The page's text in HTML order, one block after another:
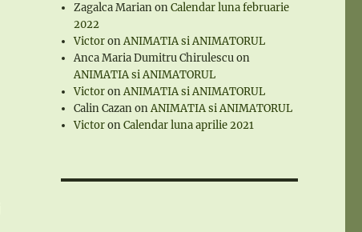
Zagalca MarianonCalendar luna februarie
2022
VictoronANIMATIA si ANIMATORUL
Anca Maria Dumitru Chirulescuon
ANIMATIA si ANIMATORUL
VictoronANIMATIA si ANIMATORUL
Calin CazanonANIMATIA si ANIMATORUL
VictoronCalendar luna aprilie 2021